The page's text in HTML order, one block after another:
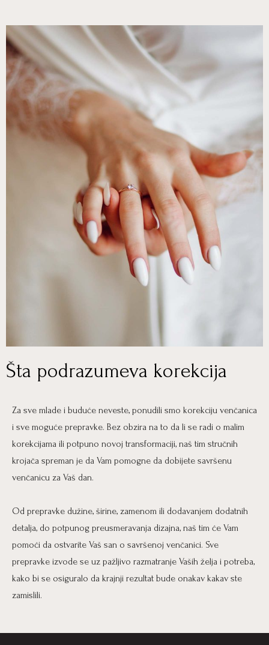
Šta podrazumeva korekcija
Za sve mlade i buduće neveste, ponudili smo korekciju venčanica
i sve moguće prepravke. Bez obzira na to da li se radi o malim
korekcijama ili potpuno novoj transformaciji, naš tim stručnih
krojača spreman je da Vam pomogne da dobijete savršenu
venčanicu za Vaš dan.
Od prepravke dužine, širine, zamenom ili dodavanjem dodatnih
detalja, do potpunog preusmeravanja dizajna, naš tim će Vam
pomoći da ostvarite Vaš san o savršenoj venčanici. Sve
prepravke izvode se uz pažljivo razmatranje Vaših želja i potreba,
kako bi se osiguralo da krajnji rezultat bude onakav kakav ste
zamislili.